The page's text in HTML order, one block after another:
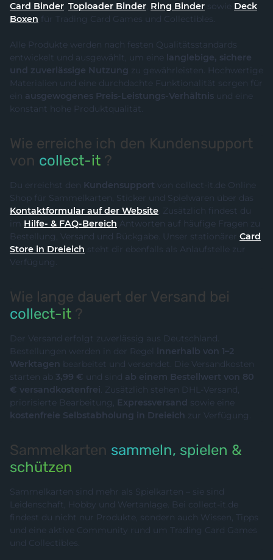
Card Binder, Toploader Binder, Ring Binder sowie Deck
Boxen für Trading Card Games und Collectibles.
Alle Produkte werden nach festen Qualitätsstandards
entwickelt und ausgewählt, um eine langlebige, sichere
und zuverlässige Nutzung zu gewährleisten. Hochwertige
Materialien und eine durchdachte Funktionalität sorgen für
ein ausgewogenes Preis-Leistungs-Verhältnis und eine
konstant hohe Produktqualität.
Wie erreiche ich den Kundensupport
von collect-it ?
Du erreichst den Kundensupport von collect-it.de Online
Shop für Sammelkarten, Sticker und Spielwaren über das
Kontaktformular auf der Website. Zusätzlich findest du
im Hilfe- & FAQ-Bereich Antworten auf häufige Fragen zu
Bestellung, Versand und Rückgabe. Unser stationärer Card
Store in Dreieich steht dir ebenfalls als Anlaufstelle zur
Verfügung.
Wie lange dauert der Versand bei
collect-it ?
Der Versand erfolgt zuverlässig aus Deutschland.
Bestellungen werden in der Regel innerhalb von 1–2
Werktagen bearbeitet und versendet. Die Versandkosten
starten ab 3,99 € und sind ab einem Bestellwert von 80
€ versandkostenfrei. Zusätzlich stehen DHL-Versand,
priorisierte Bearbeitung, Expressversand sowie eine
kostenfreie Selbstabholung in Dreieich zur Verfügung.
Sammelkarten sammeln, spielen &
schützen
Sammelkarten sind mehr als Spielkarten – sie sind
Leidenschaft, Hobby und Wertanlage. Bei collect-it.de
findest du nicht nur Produkte, sondern auch Wissen, Tipps
und eine aktive Community rund um Trading Card Games
und Collectibles.